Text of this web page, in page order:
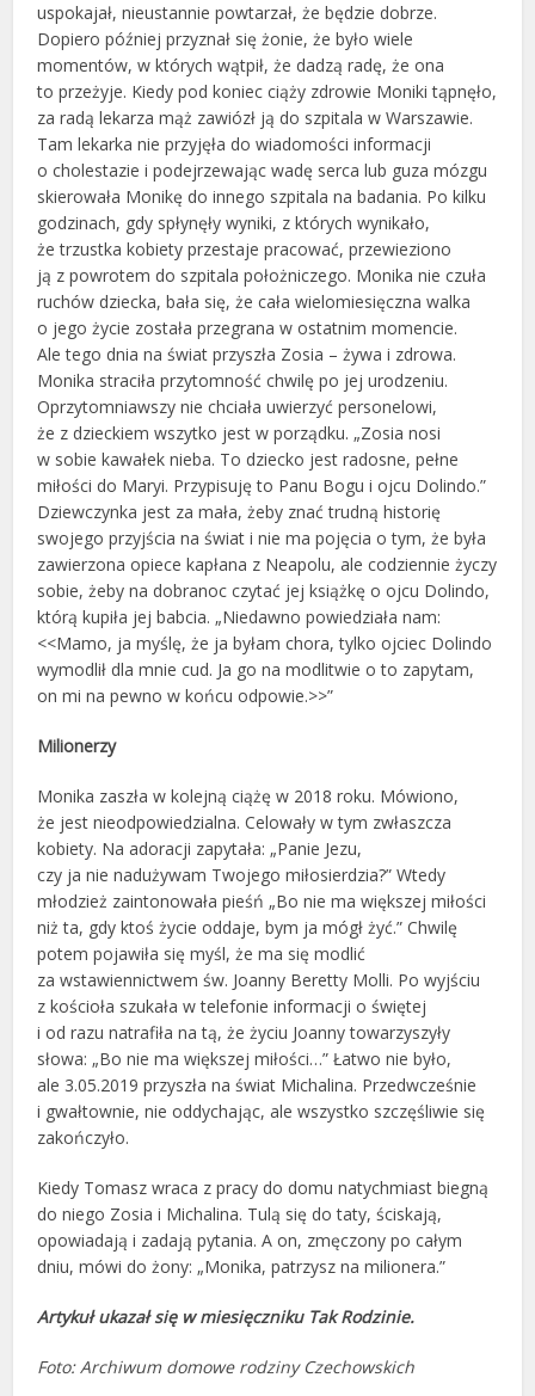
uspokajał, nieustannie powtarzał, że będzie dobrze.
Dopiero później przyznał się żonie, że było wiele
momentów, w których wątpił, że dadzą radę, że ona
to przeżyje. Kiedy pod koniec ciąży zdrowie Moniki tąpnęło,
za radą lekarza mąż zawiózł ją do szpitala w Warszawie.
Tam lekarka nie przyjęła do wiadomości informacji
o cholestazie i podejrzewając wadę serca lub guza mózgu
skierowała Monikę do innego szpitala na badania. Po kilku
godzinach, gdy spłynęły wyniki, z których wynikało,
że trzustka kobiety przestaje pracować, przewieziono
ją z powrotem do szpitala położniczego. Monika nie czuła
ruchów dziecka, bała się, że cała wielomiesięczna walka
o jego życie została przegrana w ostatnim momencie.
Ale tego dnia na świat przyszła Zosia – żywa i zdrowa.
Monika straciła przytomność chwilę po jej urodzeniu.
Oprzytomniawszy nie chciała uwierzyć personelowi,
że z dzieckiem wszytko jest w porządku. „Zosia nosi
w sobie kawałek nieba. To dziecko jest radosne, pełne
miłości do Maryi. Przypisuję to Panu Bogu i ojcu Dolindo.”
Dziewczynka jest za mała, żeby znać trudną historię
swojego przyjścia na świat i nie ma pojęcia o tym, że była
zawierzona opiece kapłana z Neapolu, ale codziennie życzy
sobie, żeby na dobranoc czytać jej książkę o ojcu Dolindo,
którą kupiła jej babcia. „Niedawno powiedziała nam:
<<Mamo, ja myślę, że ja byłam chora, tylko ojciec Dolindo
wymodlił dla mnie cud. Ja go na modlitwie o to zapytam,
on mi na pewno w końcu odpowie.>>”
Milionerzy
Monika zaszła w kolejną ciążę w 2018 roku. Mówiono,
że jest nieodpowiedzialna. Celowały w tym zwłaszcza
kobiety. Na adoracji zapytała: „Panie Jezu,
czy ja nie nadużywam Twojego miłosierdzia?” Wtedy
młodzież zaintonowała pieśń „Bo nie ma większej miłości
niż ta, gdy ktoś życie oddaje, bym ja mógł żyć.” Chwilę
potem pojawiła się myśl, że ma się modlić
za wstawiennictwem św. Joanny Beretty Molli. Po wyjściu
z kościoła szukała w telefonie informacji o świętej
i od razu natrafiła na tą, że życiu Joanny towarzyszyły
słowa: „Bo nie ma większej miłości…” Łatwo nie było,
ale 3.05.2019 przyszła na świat Michalina. Przedwcześnie
i gwałtownie, nie oddychając, ale wszystko szczęśliwie się
zakończyło.
Kiedy Tomasz wraca z pracy do domu natychmiast biegną
do niego Zosia i Michalina. Tulą się do taty, ściskają,
opowiadają i zadają pytania. A on, zmęczony po całym
dniu, mówi do żony: „Monika, patrzysz na milionera.”
Artykuł ukazał się w miesięczniku Tak Rodzinie.
Foto: Archiwum domowe rodziny Czechowskich